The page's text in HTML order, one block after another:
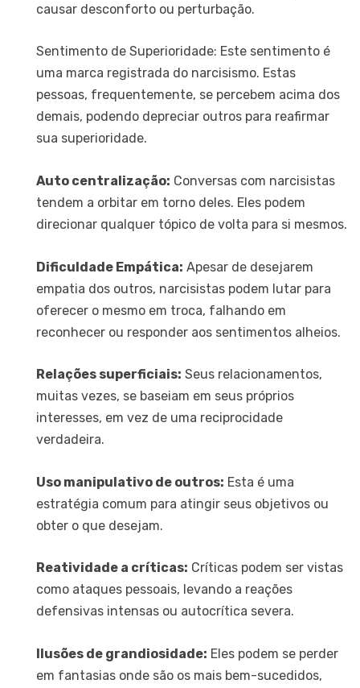
causar desconforto ou perturbação.
Sentimento de Superioridade: Este sentimento é
uma marca registrada do narcisismo. Estas
pessoas, frequentemente, se percebem acima dos
demais, podendo depreciar outros para reafirmar
sua superioridade.
Auto centralização: Conversas com narcisistas
tendem a orbitar em torno deles. Eles podem
direcionar qualquer tópico de volta para si mesmos.
Dificuldade Empática: Apesar de desejarem
empatia dos outros, narcisistas podem lutar para
oferecer o mesmo em troca, falhando em
reconhecer ou responder aos sentimentos alheios.
Relações superficiais: Seus relacionamentos,
muitas vezes, se baseiam em seus próprios
interesses, em vez de uma reciprocidade
verdadeira.
Uso manipulativo de outros: Esta é uma
estratégia comum para atingir seus objetivos ou
obter o que desejam.
Reatividade a críticas: Críticas podem ser vistas
como ataques pessoais, levando a reações
defensivas intensas ou autocrítica severa.
Ilusões de grandiosidade: Eles podem se perder
em fantasias onde são os mais bem-sucedidos,